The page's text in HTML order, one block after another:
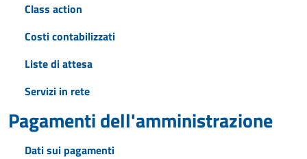
Class action
Costi contabilizzati
Liste di attesa
Servizi in rete
Pagamenti dell'amministrazione
Dati sui pagamenti